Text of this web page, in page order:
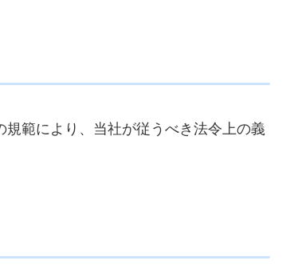
範により、当社が従うべき法令上の義